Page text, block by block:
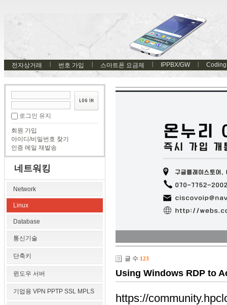
전자상거래 번호 가입 스마트폰 요금제 IPPBX/GW Coding
로그인 유지
회원 가입
아이디/비밀번호 찾기
인증 메일 재발송
네트워킹
Network
Linux
Database
통신기술
단축키
윈도우 서버
기업용 VPN PPTP SSL MPLS
글 수 123
Using Windows RDP to
https://